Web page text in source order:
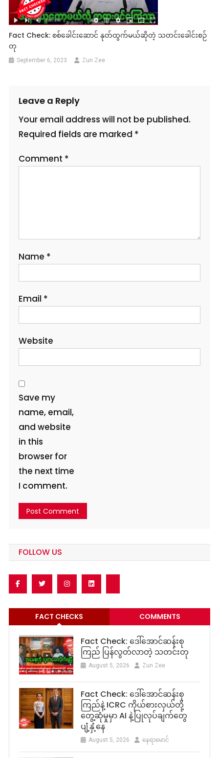
Fact Check: စစ်ခေါင်းဆောင် နုတ်ထွက်မယ်ဆိုတဲ့ သတင်းခေါင်းစဉ်
တု
September 6, 2023 Zun Zee
Leave a Reply
Your email address will not be published.
Required fields are marked *
Comment *
Name *
Email *
Website
Save my
name, email,
and website
in this
browser for
the next time
I comment.
FOLLOW US
FACT CHECKS COMMENTS
Fact Check: ဒေါ်အောင်ဆန်းစု
ကြည် ပြန်လွတ်လာတဲ့ သတင်းတု
August 5, 2026 Zun Zee
Fact Check: ဒေါ်အောင်ဆန်းစု
ကြည်နဲ့ ICRC ကိုယ်စားလှယ်တို့
တွေ့ဆုံမှုမှာ AI နဲ့ပြုလုပ်ချက်တွေ
ပျံ့နှံ့နေ
August 5, 2026 နေရာမောင်